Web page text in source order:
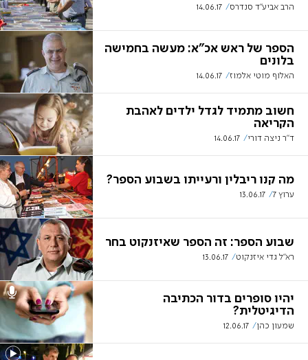
הרב אביע"ד סנדרס 14.06.17
הספר של ראש אכ"א: מעשה בחמישה
בלונים
האלוף מוטי אלמוז 14.06.17
חשוב מתמיד לגדל ילדים לאהבת
הקריאה
ד"ר ניצה דורי 14.06.17
מה קנו ריבלין ורעייתו בשבוע הספר?
ערוץ 7 13.06.17
שבוע הספר: זה הספר שאיזנקוט בחר
רא"ל גדי איזנקוט 13.06.17
יהיו סופרים בדור הכתיבה
הדיגיטלית?
שמעון כהן 12.06.17